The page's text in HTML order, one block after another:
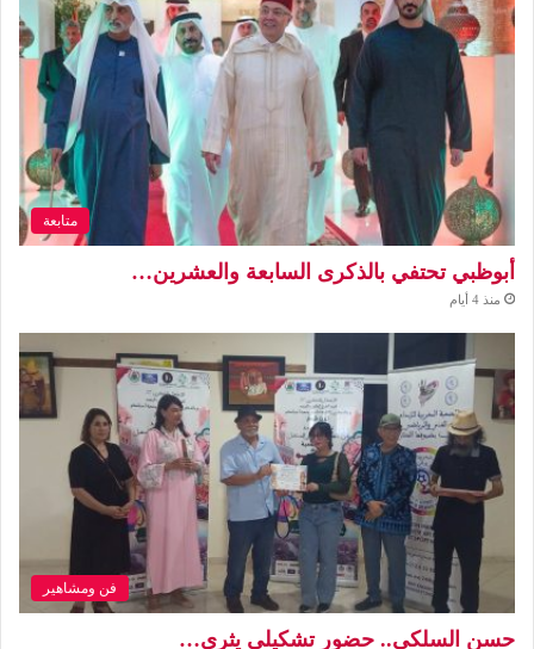
متابعة
أبوظبي تحتفي بالذكرى السابعة والعشرين…
منذ 4 أيام
فن ومشاهير
حسن السلكي.. حضور تشكيلي يثري…